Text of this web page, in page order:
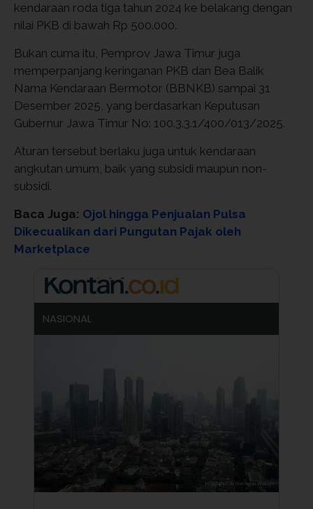
kendaraan roda tiga tahun 2024 ke belakang dengan
nilai PKB di bawah Rp 500.000.
Bukan cuma itu, Pemprov Jawa Timur juga
memperpanjang keringanan PKB dan Bea Balik
Nama Kendaraan Bermotor (BBNKB) sampai 31
Desember 2025, yang berdasarkan Keputusan
Gubernur Jawa Timur No: 100.3.3.1/400/013/2025.
Aturan tersebut berlaku juga untuk kendaraan
angkutan umum, baik yang subsidi maupun non-
subsidi.
Baca Juga: Ojol hingga Penjualan Pulsa
Dikecualikan dari Pungutan Pajak oleh
Marketplace
NASIONAL